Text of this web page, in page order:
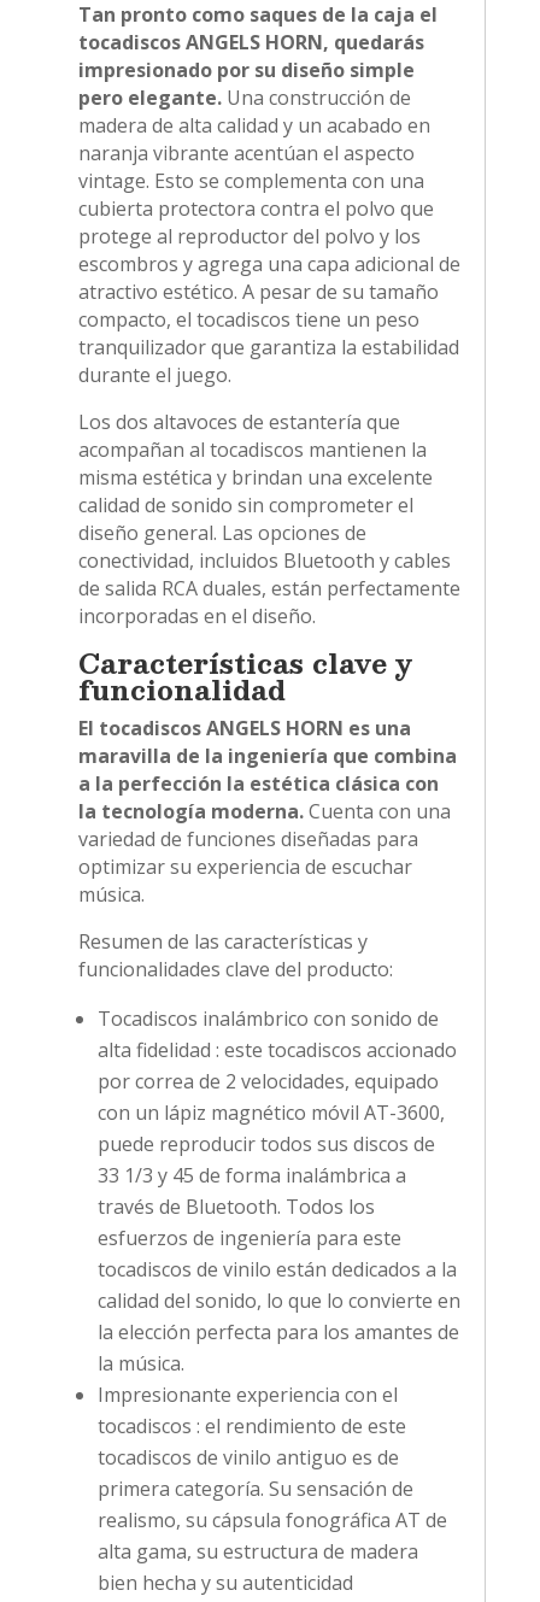
Tan pronto como saques de la caja el
tocadiscos ANGELS HORN, quedarás
impresionado por su diseño simple
pero elegante.Una construcción de
madera de alta calidad y un acabado en
naranja vibrante acentúan el aspecto
vintage. Esto se complementa con una
cubierta protectora contra el polvo que
protege al reproductor del polvo y los
escombros y agrega una capa adicional de
atractivo estético. A pesar de su tamaño
compacto, el tocadiscos tiene un peso
tranquilizador que garantiza la estabilidad
durante el juego.
Los dos altavoces de estantería que
acompañan al tocadiscos mantienen la
misma estética y brindan una excelente
calidad de sonido sin comprometer el
diseño general. Las opciones de
conectividad, incluidos Bluetooth y cables
de salida RCA duales, están perfectamente
incorporadas en el diseño.
Características clave y
funcionalidad
El tocadiscos ANGELS HORN es una
maravilla de la ingeniería que combina
a la perfección la estética clásica con
la tecnología moderna.Cuenta con una
variedad de funciones diseñadas para
optimizar su experiencia de escuchar
música.
Resumen de las características y
funcionalidades clave del producto:
Tocadiscos inalámbrico con sonido de
alta fidelidad : este tocadiscos accionado
por correa de 2 velocidades, equipado
con un lápiz magnético móvil AT-3600,
puede reproducir todos sus discos de
33 1/3 y 45 de forma inalámbrica a
través de Bluetooth. Todos los
esfuerzos de ingeniería para este
tocadiscos de vinilo están dedicados a la
calidad del sonido, lo que lo convierte en
la elección perfecta para los amantes de
la música.
Impresionante experiencia con el
tocadiscos : el rendimiento de este
tocadiscos de vinilo antiguo es de
primera categoría. Su sensación de
realismo, su cápsula fonográfica AT de
alta gama, su estructura de madera
bien hecha y su autenticidad